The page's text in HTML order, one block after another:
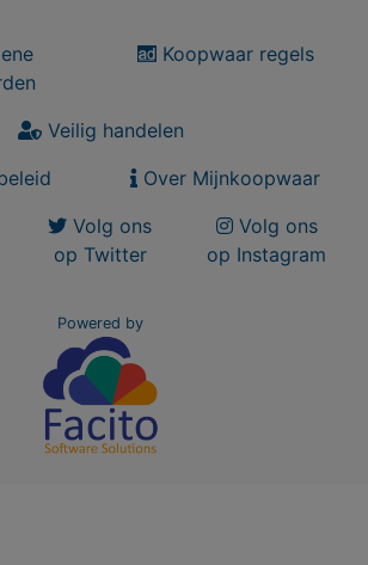
Koopwaar regels
Veilig handelen
Over Mijnkoopwaar
Volg ons
op Twitter
Volg ons
op Instagram
Powered by